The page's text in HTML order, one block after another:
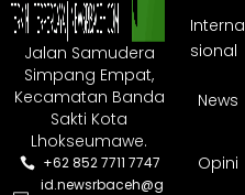
Jalan Samudera
Simpang Empat,
Kecamatan Banda
Sakti Kota
Lhokseumawe.
+62 852 7711 7747
id.newsrbaceh@g
Interna
sional
News
Opini